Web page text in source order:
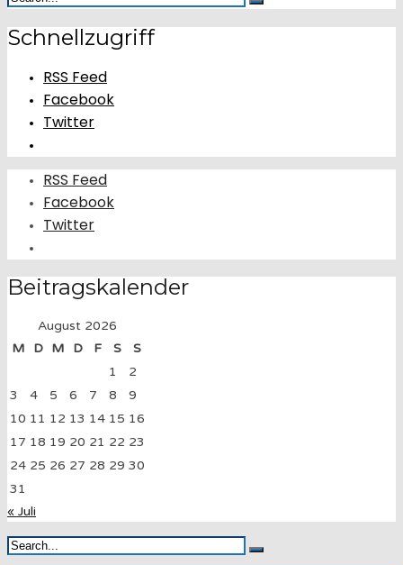
Schnellzugriff
RSS Feed
Facebook
Twitter
RSS Feed
Facebook
Twitter
Beitragskalender
August 2026
M
D M D F S
S
1
2
3
4 5 6 7 8
9
10 11 12 13 14 15 16
17 18 19 20 21 22 23
24 25 26 27 28 29 30
31
« Juli